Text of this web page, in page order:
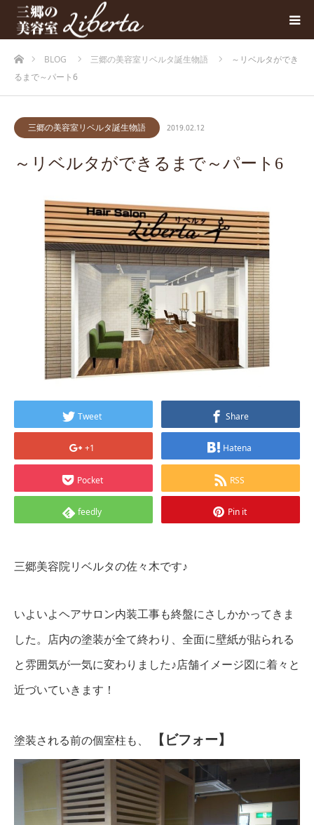
ホームBLOG 三郷の美容室リベルタ誕生物語
～リベルタができ
るまで～パート6
三郷の美容室リベルタ誕生物語 2019.02.12
～リベルタができるまで～パート6
Tweet Share
+1 Hatena
Pocket RSS
feedly Pin it
三郷美容院リベルタの佐々木です♪
いよいよヘアサロン内装工事も終盤にさしかかってきま
した。店内の塗装が全て終わり、全面に壁紙が貼られる
と雰囲気が一気に変わりました♪店舗イメージ図に着々と
近づいていきます！
塗装される前の個室柱も、 【ビフォー】